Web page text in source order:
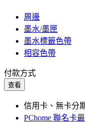
周邊
墨水/墨匣
墨水標籤色帶
相容色帶
付款方式
查看
信用卡、無卡分
PChome 聯名卡